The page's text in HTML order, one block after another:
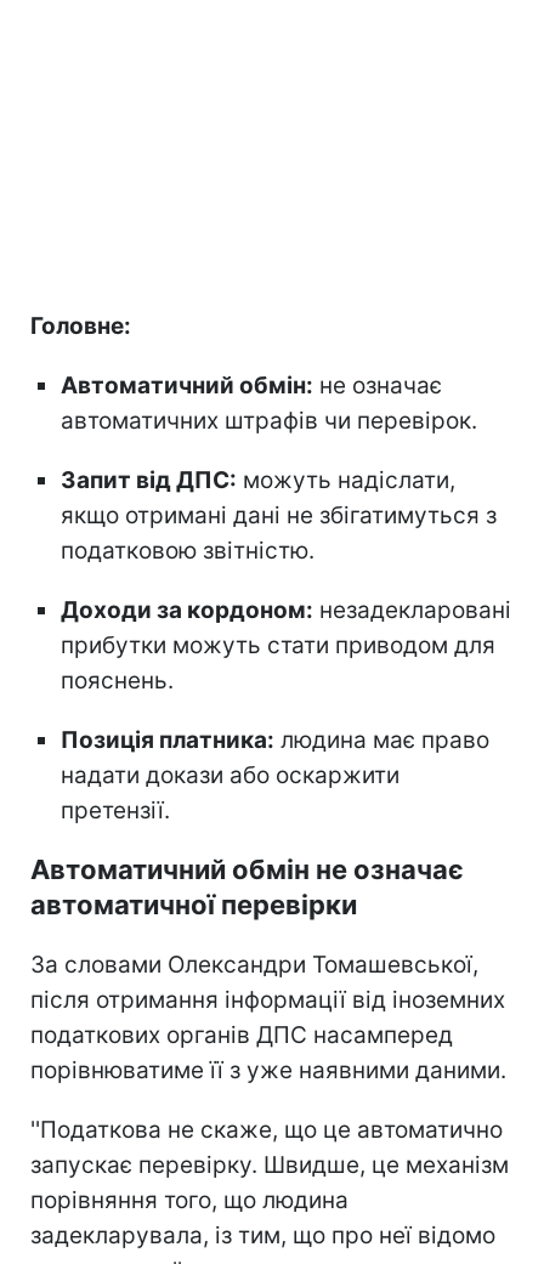
Головне:
Автоматичний обмін: не означає
автоматичних штрафів чи перевірок.
Запит від ДПС: можуть надіслати,
якщо отримані дані не збігатимуться з
податковою звітністю.
Доходи за кордоном: незадекларовані
прибутки можуть стати приводом для
пояснень.
Позиція платника: людина має право
надати докази або оскаржити
претензії.
Автоматичний обмін не означає
автоматичної перевірки
За словами Олександри Томашевської,
після отримання інформації від іноземних
податкових органів ДПС насамперед
порівнюватиме її з уже наявними даними.
''Податкова не скаже, що це автоматично
запускає перевірку. Швидше, це механізм
порівняння того, що людина
задекларувала, із тим, що про неї відомо